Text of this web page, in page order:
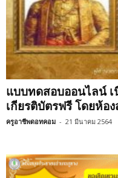
แบบทดสอบออนไลน์
เกียรติบัตรฟรี โดยห้อ
ครูอาชีพดอทคอม - 21 มีนาคม 2564